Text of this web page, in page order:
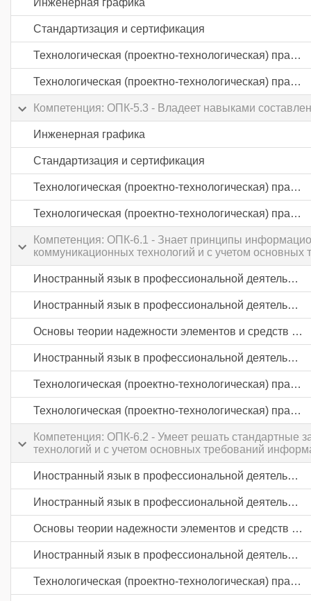
Инженерная графика
Стандартизация и сертификация
Технологическая (проектно-технологическая) практика
Технологическая (проектно-технологическая) практика
Компетенция: ОПК-5.3 - Владеет навыками
Инженерная графика
Стандартизация и сертификация
Технологическая (проектно-технологическая) практика
Технологическая (проектно-технологическая) практика
Компетенция: ОПК-6.1 - Знает принципы
коммуникационных технологий и с учетом
Иностранный язык в профессиональной деятельности
Иностранный язык в профессиональной деятельности
Основы теории надежности элементов и средств автоматики
Иностранный язык в профессиональной деятельности
Технологическая (проектно-технологическая) практика
Технологическая (проектно-технологическая) практика
Компетенция: ОПК-6.2 - Умеет решать стандартные
технологий и с учетом основных требований
Иностранный язык в профессиональной деятельности
Иностранный язык в профессиональной деятельности
Основы теории надежности элементов и средств автоматики
Иностранный язык в профессиональной деятельности
Технологическая (проектно-технологическая) практика